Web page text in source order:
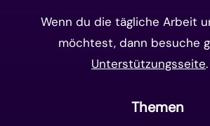
Wenn du die tägliche Arbeit
möchtest, dann besuche
Unterstützungsseite
Themen